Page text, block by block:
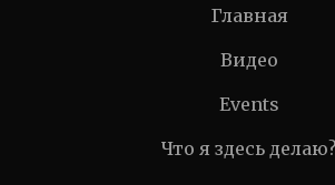
Главная
Видео
Events
Что я здесь делаю?